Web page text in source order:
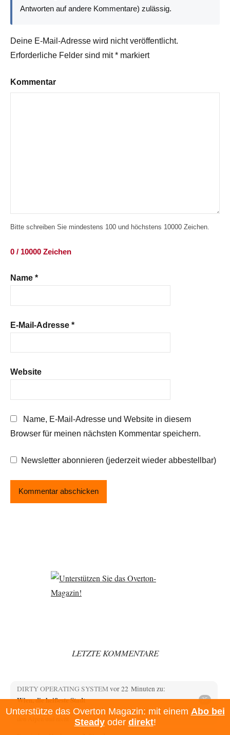
Antworten auf andere Kommentare) zulässig.
Deine E-Mail-Adresse wird nicht veröffentlicht.
Erforderliche Felder sind mit* markiert
Kommentar
Bitte schreiben Sie mindestens 100 und höchstens 10000 Zeichen.
0 / 10000 Zeichen
Name *
E-Mail-Adresse *
Website
Name, E-Mail-Adresse und Website in diesem
Browser für meinen nächsten Kommentar speichern.
Newsletter abonnieren (jederzeit wieder abbestellbar)
LETZTE KOMMENTARE
DIRTY OPERATING SYSTEMvor 22 Minuten zu:
Wien, die heißeste Stadt 25
@yamxs Das erklärt aber nicht den massiven Schwund der Gletscher in
den Alpen und nicht…
Unterstütze das Overton Magazin: mit einem Abo bei
Steadyoder direkt!